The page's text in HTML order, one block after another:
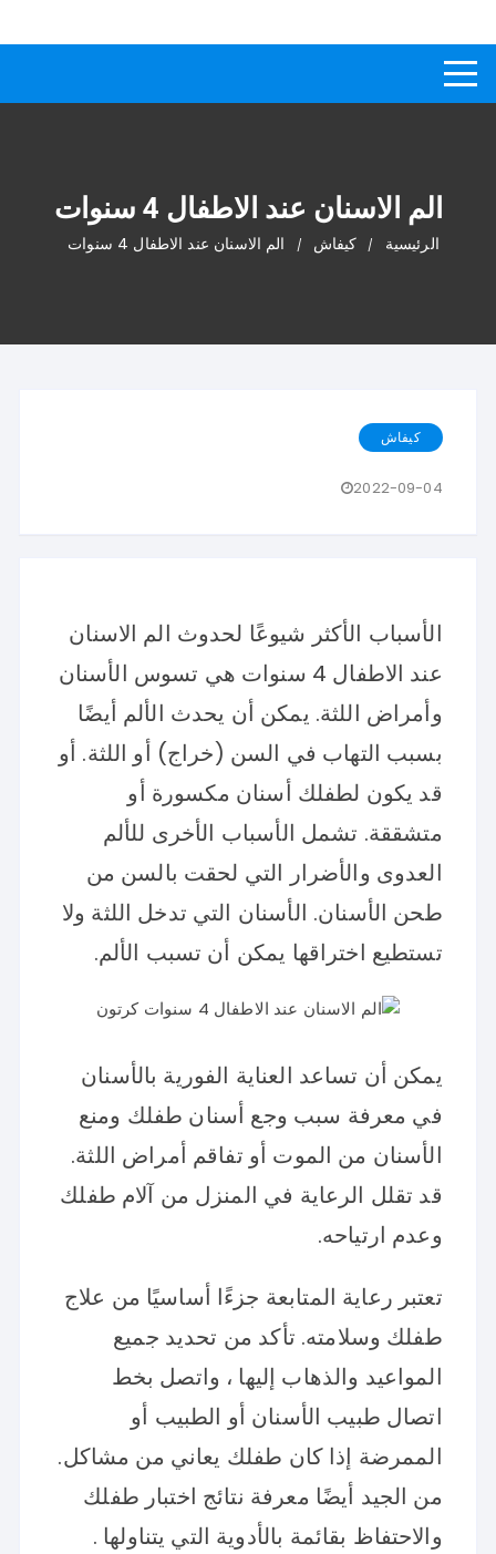
المحتوى
الم الاسنان عند الاطفال 4 سنوات
الرئيسية كيفاش الم الاسنان عند الاطفال 4 سنوات
كيفاش
2022-09-04
الأسباب الأكثر شيوعًا لحدوث الم الاسنان
عند الاطفال 4 سنوات هي تسوس الأسنان
وأمراض اللثة. يمكن أن يحدث الألم أيضًا
بسبب التهاب في السن (خراج) أو اللثة. أو
قد يكون لطفلك أسنان مكسورة أو
متشققة. تشمل الأسباب الأخرى للألم
العدوى والأضرار التي لحقت بالسن من
طحن الأسنان. الأسنان التي تدخل اللثة ولا
تستطيع اختراقها يمكن أن تسبب الألم.
يمكن أن تساعد العناية الفورية بالأسنان
في معرفة سبب وجع أسنان طفلك ومنع
الأسنان من الموت أو تفاقم أمراض اللثة.
قد تقلل الرعاية في المنزل من آلام طفلك
وعدم ارتياحه.
تعتبر رعاية المتابعة جزءًا أساسيًا من علاج
طفلك وسلامته. تأكد من تحديد جميع
المواعيد والذهاب إليها ، واتصل بخط
اتصال طبيب الأسنان أو الطبيب أو
الممرضة إذا كان طفلك يعاني من مشاكل.
من الجيد أيضًا معرفة نتائج اختبار طفلك
والاحتفاظ بقائمة بالأدوية التي يتناولها .